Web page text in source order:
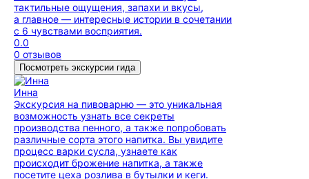
тактильные ощущения, запахи и вкусы,
а главное — интересные истории в сочетании
с 6 чувствами восприятия.
0.0
0 отзывов
Посмотреть экскурсии гида
Инна
Экскурсия на пивоварню — это уникальная
возможность узнать все секреты
производства пенного, а также попробовать
различные сорта этого напитка. Вы увидите
процесс варки сусла, узнаете как
происходит брожение напитка, а также
посетите цеха розлива в бутылки и кеги.